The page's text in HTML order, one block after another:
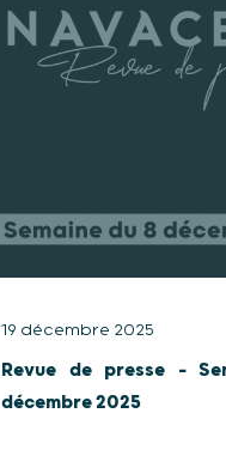
19 décembre 2025
Revue de presse –
décembre 2025